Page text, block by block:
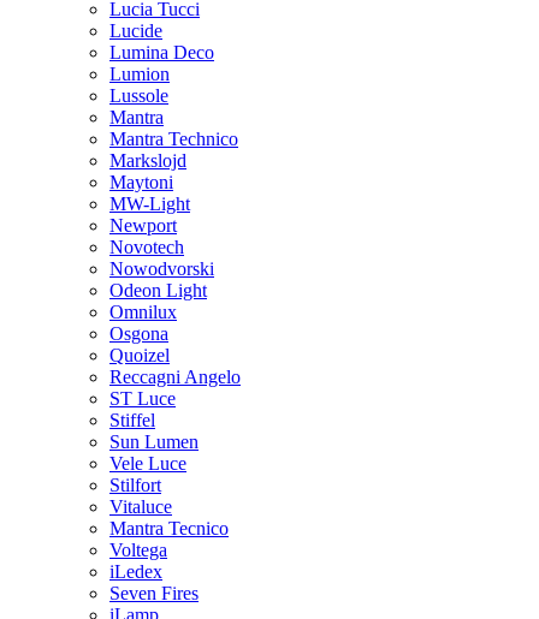
Lucia Tucci
Lucide
Lumina Deco
Lumion
Lussole
Mantra
Mantra Technico
Markslojd
Maytoni
MW-Light
Newport
Novotech
Nowodvorski
Odeon Light
Omnilux
Osgona
Quoizel
Reccagni Angelo
ST Luce
Stiffel
Sun Lumen
Vele Luce
Stilfort
Vitaluce
Mantra Tecnico
Voltega
iLedex
Seven Fires
iLamp